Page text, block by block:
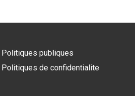
Politiques publiques
Politiques de confidentialite